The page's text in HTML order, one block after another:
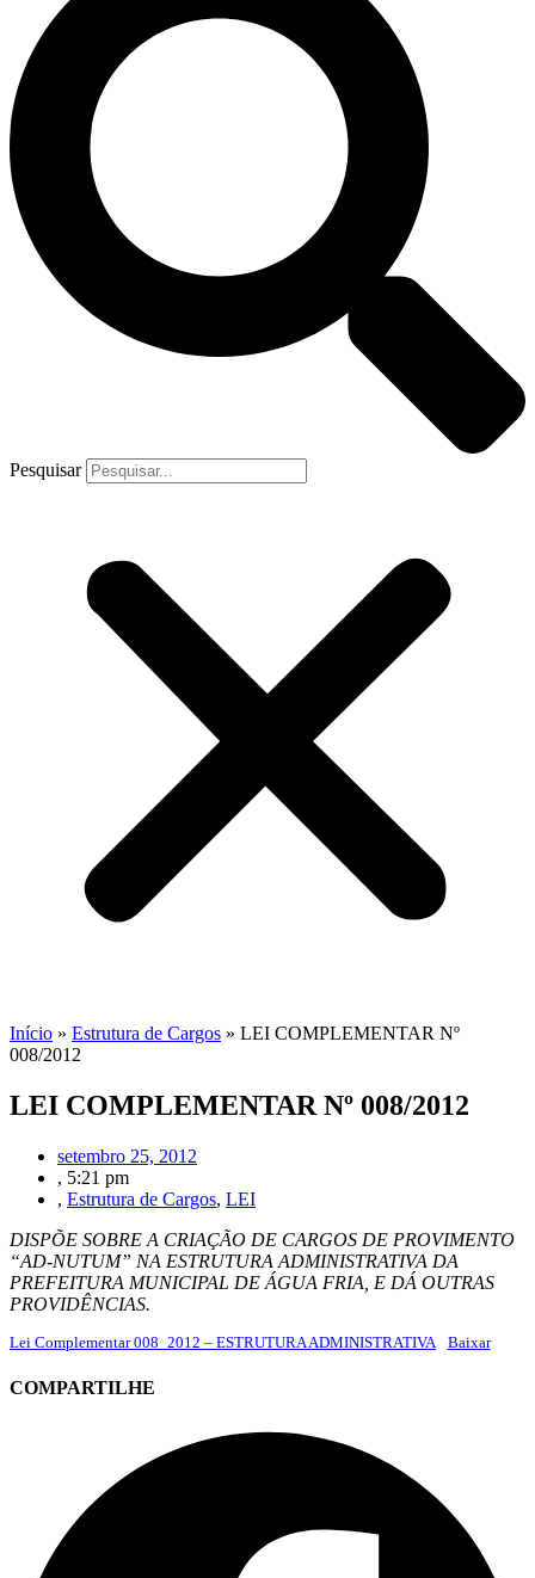
Pesquisar
Início » Estrutura de Cargos » LEI COMPLEMENTAR Nº
008/2012
LEI COMPLEMENTAR Nº 008/2012
setembro 25, 2012
, 5:21 pm
, Estrutura de Cargos, LEI
DISPÕE SOBRE A CRIAÇÃO DE CARGOS DE PROVIMENTO
“AD-NUTUM” NA ESTRUTURA ADMINISTRATIVA DA
PREFEITURA MUNICIPAL DE ÁGUA FRIA, E DÁ OUTRAS
PROVIDÊNCIAS.
Lei Complementar 008_2012 – ESTRUTURA ADMINISTRATIVA Baixar
COMPARTILHE